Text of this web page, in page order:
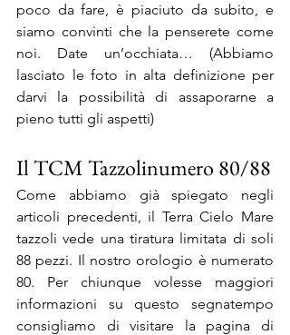
poco da fare, è piaciuto da subito, e
siamo convinti che la penserete come
noi. Date un’occhiata… (Abbiamo
lasciato le foto in alta definizione per
darvi la possibilità di assaporarne a
pieno tutti gli aspetti)
Il TCM Tazzolinumero 80/88
Come abbiamo già spiegato negli
articoli precedenti, il Terra Cielo Mare
tazzoli vede una tiratura limitata di soli
88 pezzi. Il nostro orologio è numerato
80. Per chiunque volesse maggiori
informazioni su questo segnatempo
consigliamo di visitare la pagina di